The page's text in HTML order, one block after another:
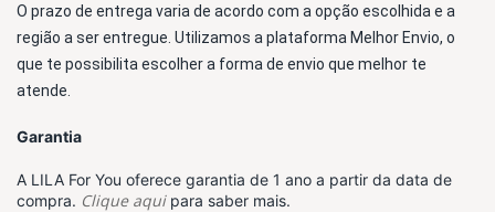
O prazo de entrega varia de acordo com a opção escolhida e a
região a ser entregue. Utilizamos a plataforma Melhor Envio, o
que te possibilita escolher a forma de envio que melhor te
atende.
Garantia
A LILA For You oferece garantia de 1 ano a partir da data de
compra. Clique aquipara saber mais.